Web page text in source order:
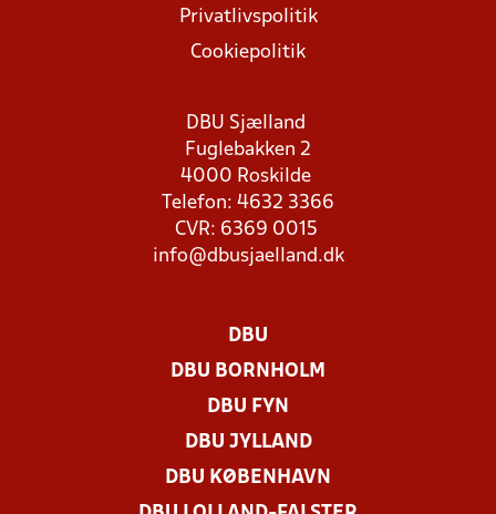
Privatlivspolitik
Cookiepolitik
DBU Sjælland
Fuglebakken 2
4000 Roskilde
Telefon: 4632 3366
CVR: 6369 0015
info@dbusjaelland.dk
DBU
DBU BORNHOLM
DBU FYN
DBU JYLLAND
DBU KØBENHAVN